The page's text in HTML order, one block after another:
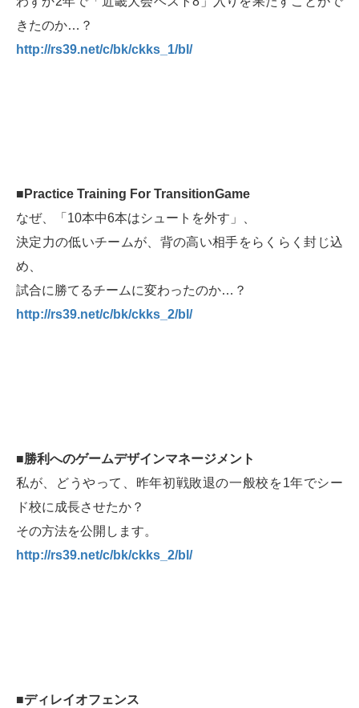
きたのか…？
http://rs39.net/c/bk/ckks_1/bl/
■Practice Training For TransitionGame
なぜ、「10本中6本はシュートを外す」、
決定力の低いチームが、背の高い相手をらくらく封じ込
め、
試合に勝てるチームに変わったのか…？
http://rs39.net/c/bk/ckks_2/bl/
■勝利へのゲームデザインマネージメント
私が、どうやって、昨年初戦敗退の一般校を1年でシー
ド校に成長させたか？
その方法を公開します。
http://rs39.net/c/bk/ckks_2/bl/
■ディレイオフェンス